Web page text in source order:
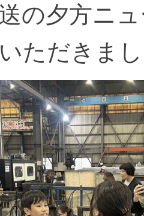
の夕方ニ
ただきま